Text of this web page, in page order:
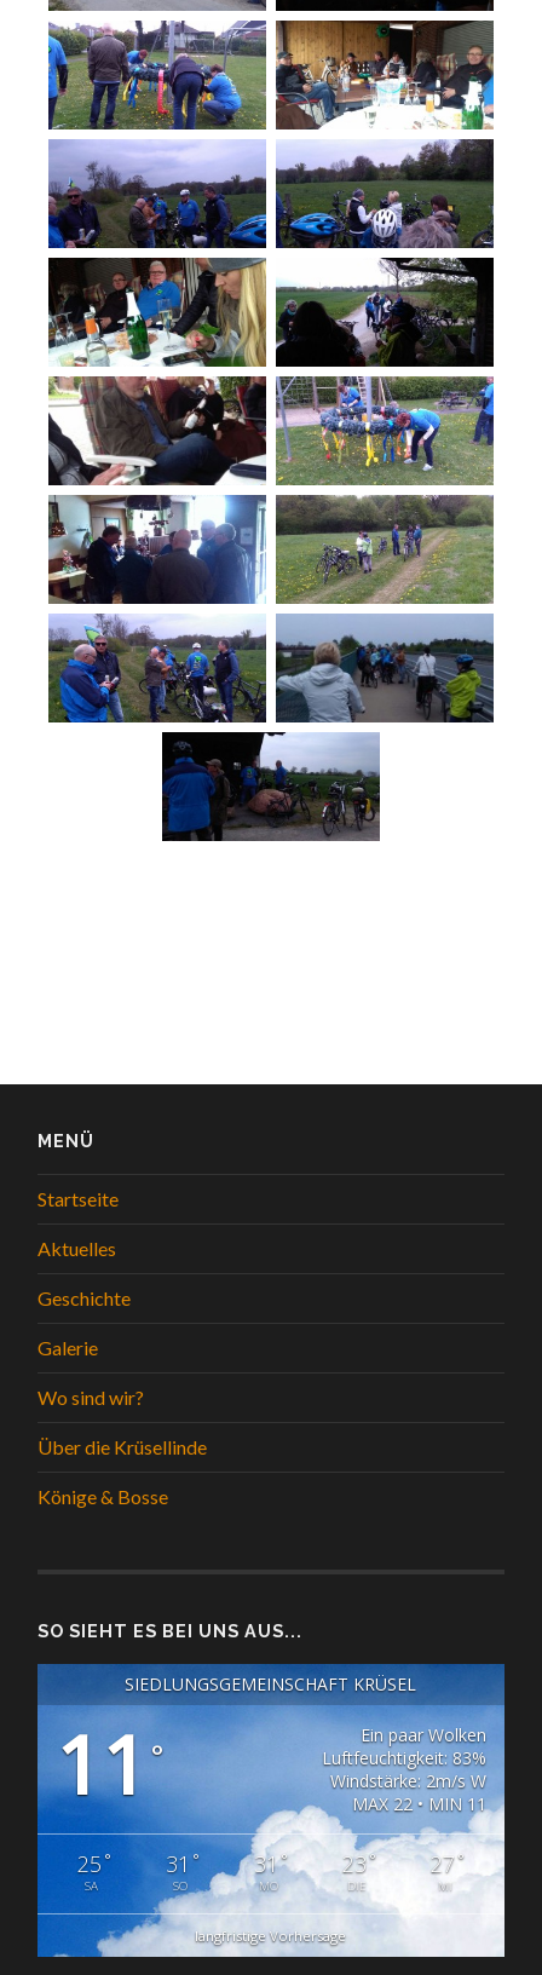
MENÜ
Startseite
Aktuelles
Geschichte
Galerie
Wo sind wir?
Über die Krüsellinde
Könige & Bosse
SO SIEHT ES BEI UNS AUS...
SIEDLUNGSGEMEINSCHAFT KRÜSEL
11°
Ein paar Wolken
Luftfeuchtigkeit: 83%
Windstärke: 2m/s W
MAX 22 • MIN 11
25°
SA
31 °
SO
31°
MO
23°
DIE
27°
MI
langfristige Vorhersage